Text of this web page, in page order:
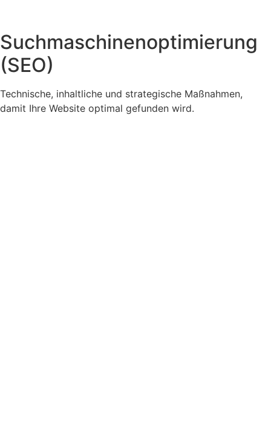
Such­maschinen­optimierung
(SEO)
Technische, inhaltliche und strategische Maßnahmen,
damit Ihre Website optimal gefunden wird.